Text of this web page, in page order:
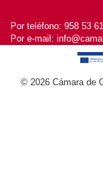
Por teléfono: 958 53
Por e-mail:
© 2026 Cámara de